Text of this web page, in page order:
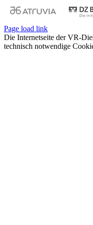
Page load link
Die Internetseite der VR-
technisch notwendige